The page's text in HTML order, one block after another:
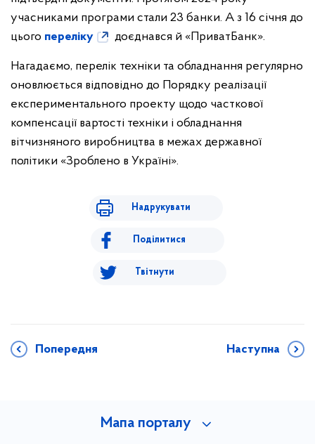
учасниками програми стали 23 банки. А з 16 січня до
цього переліку доєднався й «ПриватБанк».
Нагадаємо, перелік техніки та обладнання регулярно
оновлюється відповідно до Порядку реалізації
експериментального проекту щодо часткової
компенсації вартості техніки і обладнання
вітчизняного виробництва в межах державної
політики «Зроблено в Україні».
Надрукувати
Поділитися
Твітнути
Попередня Наступна
Мапа порталу